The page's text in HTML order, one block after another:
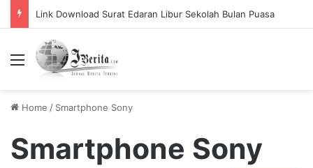
Link Download Surat Edaran Libur Sekolah Bulan Puasa
Menu
Home / Smartphone Sony
Smartphone Sony